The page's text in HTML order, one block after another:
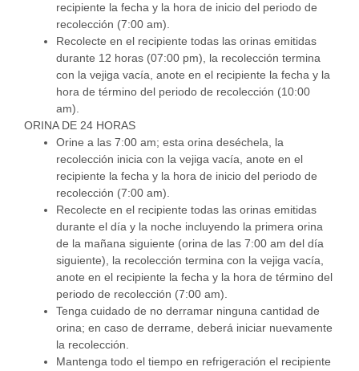
recipiente la fecha y la hora de inicio del periodo de
recolección (7:00 am).
Recolecte en el recipiente todas las orinas emitidas
durante 12 horas (07:00 pm), la recolección termina
con la vejiga vacía, anote en el recipiente la fecha y la
hora de término del periodo de recolección (10:00
am).
ORINA DE 24 HORAS
Orine a las 7:00 am; esta orina deséchela, la
recolección inicia con la vejiga vacía, anote en el
recipiente la fecha y la hora de inicio del periodo de
recolección (7:00 am).
Recolecte en el recipiente todas las orinas emitidas
durante el día y la noche incluyendo la primera orina
de la mañana siguiente (orina de las 7:00 am del día
siguiente), la recolección termina con la vejiga vacía,
anote en el recipiente la fecha y la hora de término del
periodo de recolección (7:00 am).
Tenga cuidado de no derramar ninguna cantidad de
orina; en caso de derrame, deberá iniciar nuevamente
la recolección.
Mantenga todo el tiempo en refrigeración el recipiente